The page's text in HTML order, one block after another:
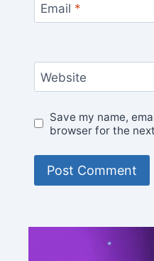
Email *
Website
Save my name,
browser for the